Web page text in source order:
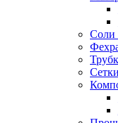
Соли